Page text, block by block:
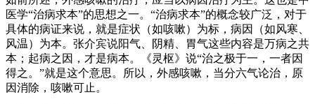
医学“治病求本”的思想之一。“治病求本”的概念较广泛，对于
具体的病证来说，就是症状（如咳嗽）为标，病因（如风寒、
风温）为本。张介宾说阳气、阴精、胃气这些内容是万病之共
本；起病之因，才是病本。《灵枢》说“治之极于一，一者因
得之。”就是这个意思。所以，外感咳嗽，当分六气论治，原
因消除，咳嗽可止。